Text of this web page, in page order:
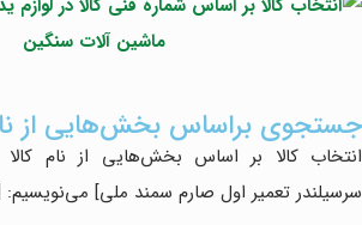
جستجوی براساس بخش‌هایی از
انتخاب کالا بر اساس بخش‌هایی از نام کالا
سرسیلندر تعمیر اول صارم سمند ملی]